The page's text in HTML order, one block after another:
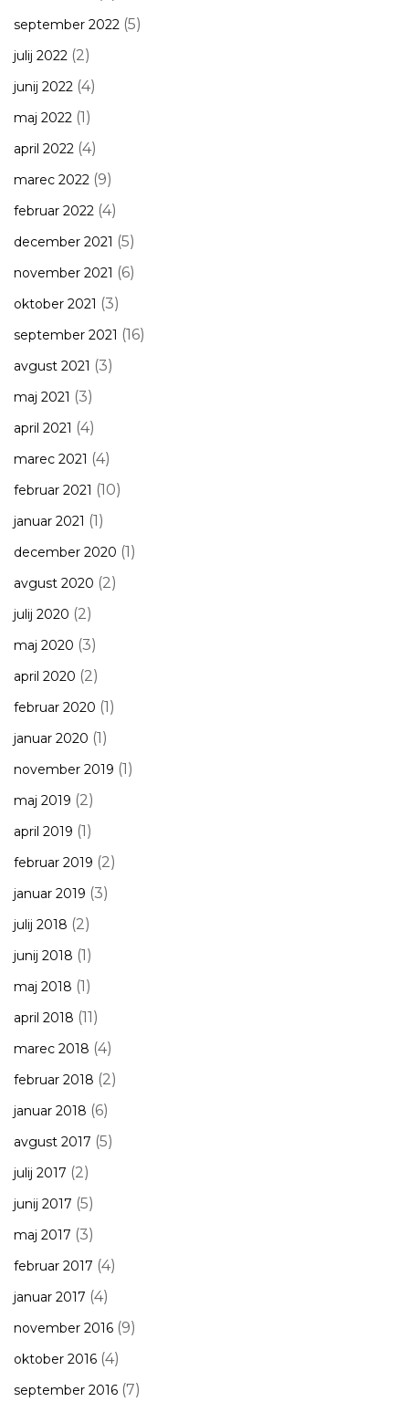
september 2022 (5)
julij 2022 (2)
junij 2022 (4)
maj 2022 (1)
april 2022 (4)
marec 2022 (9)
februar 2022 (4)
december 2021 (5)
november 2021 (6)
oktober 2021 (3)
september 2021 (16)
avgust 2021 (3)
maj 2021 (3)
april 2021 (4)
marec 2021 (4)
februar 2021 (10)
januar 2021 (1)
december 2020 (1)
avgust 2020 (2)
julij 2020 (2)
maj 2020 (3)
april 2020 (2)
februar 2020 (1)
januar 2020 (1)
november 2019 (1)
maj 2019 (2)
april 2019 (1)
februar 2019 (2)
januar 2019 (3)
julij 2018 (2)
junij 2018 (1)
maj 2018 (1)
april 2018 (11)
marec 2018 (4)
februar 2018 (2)
januar 2018 (6)
avgust 2017 (5)
julij 2017 (2)
junij 2017 (5)
maj 2017 (3)
februar 2017 (4)
januar 2017 (4)
november 2016 (9)
oktober 2016 (4)
september 2016 (7)